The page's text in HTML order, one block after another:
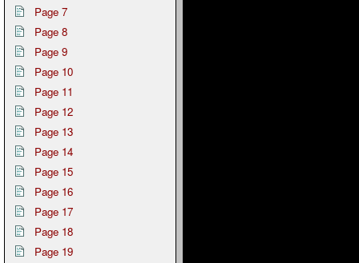
Page 7
Page 8
Page 9
Page 10
Page 11
Page 12
Page 13
Page 14
Page 15
Page 16
Page 17
Page 18
Page 19